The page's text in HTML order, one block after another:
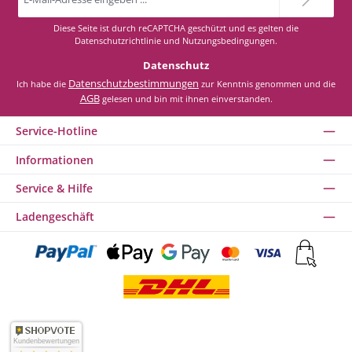
*
Diese Seite ist durch reCAPTCHA geschützt und es gelten die
Datenschutzrichtlinie und Nutzungsbedingungen.
Datenschutz
Ich habe die Datenschutzbestimmungen zur Kenntnis genommen und die
AGBgelesen und bin mit ihnen einverstanden.
Service-Hotline
Informationen
Service & Hilfe
Ladengeschäft
Kundenbewertungen